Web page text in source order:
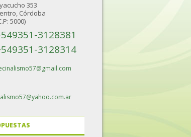
353
Córdoba
5000)
3128381
3128314